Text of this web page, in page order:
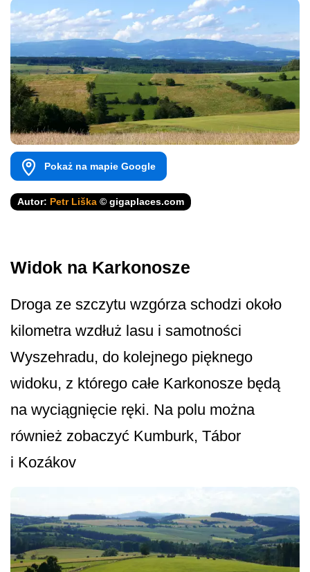
Pokaż na mapie Google
Autor: Petr Liška © gigaplaces.com
Widok na Karkonosze
Droga ze szczytu wzgórza schodzi około
kilometra wzdłuż lasu i samotności
Wyszehradu, do kolejnego pięknego
widoku, z którego całe Karkonosze będą
na wyciągnięcie ręki. Na polu można
również zobaczyć Kumburk, Tábor
i Kozákov